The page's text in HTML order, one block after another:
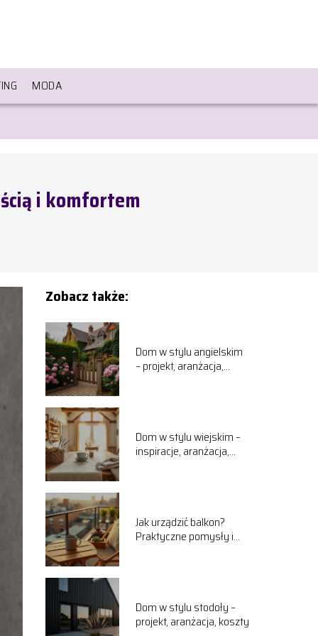
MODA
i komfortem
Zobacz także:
Dom w stylu angielskim
– projekt, aranżacja,
Dom w stylu wiejskim –
inspiracje, aranżacja,
Jak urządzić balkon?
Praktyczne pomysły i
Dom w stylu stodoły –
projekt, aranżacja, koszty